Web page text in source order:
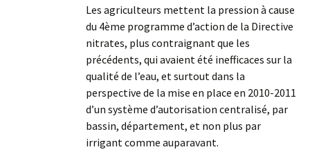
Les agriculteurs mettent la pression à cause
du 4ème programme d’action de la Directive
nitrates, plus contraignant que les
précédents, qui avaient été inefficaces sur la
qualité de l’eau, et surtout dans la
perspective de la mise en place en 2010-2011
d’un système d’autorisation centralisé, par
bassin, département, et non plus par
irrigant comme auparavant.